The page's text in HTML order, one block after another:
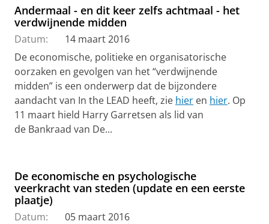
Andermaal - en dit keer zelfs achtmaal - het
verdwijnende midden
Datum:
14 maart 2016
De economische, politieke en organisatorische
oorzaken en gevolgen van het “verdwijnende
midden” is een onderwerp dat de bijzondere
aandacht van In the LEAD heeft, zie hier en hier. Op
11 maart hield Harry Garretsen als lid van
de Bankraad van De...
De economische en psychologische
veerkracht van steden (update en een eerste
plaatje)
Datum:
05 maart 2016